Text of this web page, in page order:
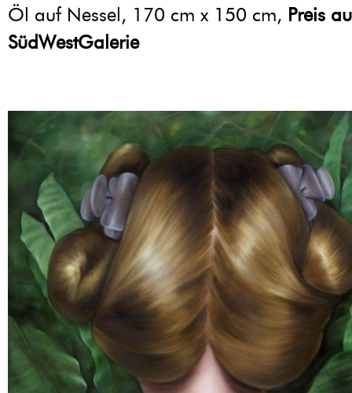
Öl auf Nessel, 170 cm x 150 cm, Preis
SüdWestGalerie